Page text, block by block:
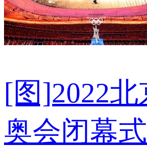
[图]2022北
奥会闭幕